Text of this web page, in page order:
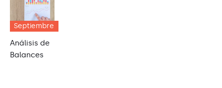
Septiembre
Análisis de
Balances